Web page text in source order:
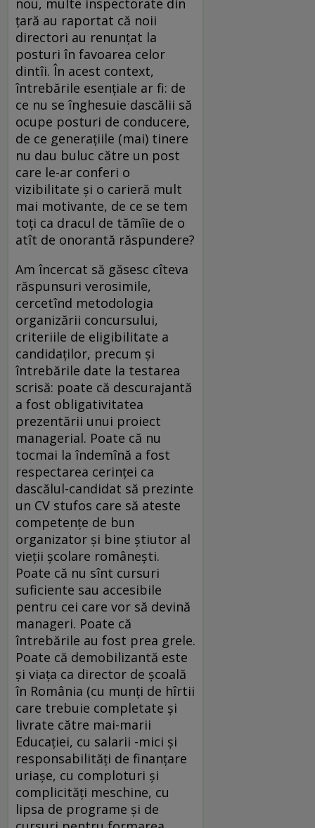
nou, multe inspectorate din
țară au raportat că noii
directori au renunțat la
posturi în favoarea celor
dintîi. În acest context,
întrebările esențiale ar fi: de
ce nu se înghesuie dascălii să
ocupe posturi de conducere,
de ce generațiile (mai) tinere
nu dau buluc către un post
care le-ar conferi o
vizibilitate și o carieră mult
mai motivante, de ce se tem
toți ca dracul de tămîie de o
atît de onorantă răspundere?
Am încercat să găsesc cîteva
răspunsuri verosimile,
cercetînd metodologia
organizării concursului,
criteriile de eligibilitate a
candidaților, precum și
întrebările date la testarea
scrisă: poate că descurajantă
a fost obligativitatea
prezentării unui proiect
managerial. Poate că nu
tocmai la îndemînă a fost
respectarea cerinței ca
dascălul-candidat să prezinte
un CV stufos care să ateste
competențe de bun
organizator și bine știutor al
vieții școlare românești.
Poate că nu sînt cursuri
suficiente sau accesibile
pentru cei care vor să devină
manageri. Poate că
întrebările au fost prea grele.
Poate că demobilizantă este
și viața ca director de școală
în România (cu munți de hîrtii
care trebuie completate și
livrate către mai-marii
Educației, cu salarii -mici și
responsabilități de finanțare
uriașe, cu comploturi și
complicități meschine, cu
lipsa de programe și de